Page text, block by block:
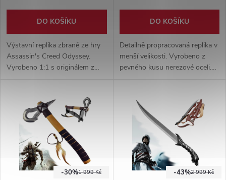
DO KOŠÍKU
Výstavní replika zbraně ze hry
Assassin's Creed Odyssey.
Vyrobeno 1:1 s originálem z
DO KOŠÍKU
Detailně propracovaná replika v
menší velikosti. Vyrobeno z
pevného kusu nerezové oceli.
1 999 Kč
-30% 2 999 Kč
-43%